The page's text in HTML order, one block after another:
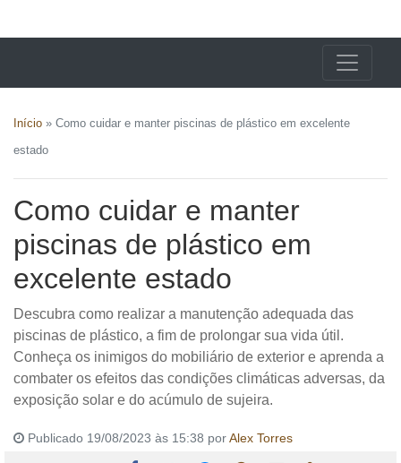
Início » Como cuidar e manter piscinas de plástico em excelente
estado
Como cuidar e manter
piscinas de plástico em
excelente estado
Descubra como realizar a manutenção adequada das
piscinas de plástico, a fim de prolongar sua vida útil.
Conheça os inimigos do mobiliário de exterior e aprenda a
combater os efeitos das condições climáticas adversas, da
exposição solar e do acúmulo de sujeira.
Publicado 19/08/2023 às 15:38 porAlex Torres